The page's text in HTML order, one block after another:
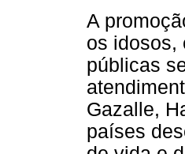
A
os idosos,
públicas
Gazalle,
países